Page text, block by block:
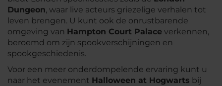
Dungeon, waar live acteurs griezelige verhalen tot
leven brengen. U kunt ook de onrustbarende
omgeving van Hampton Court Palace verkennen,
beroemd om zijn spookverschijningen en
spookgeschiedenis.
Voor een meer onderdompelende ervaring kunt u
naar het evenement Halloween at Hogwarts bij